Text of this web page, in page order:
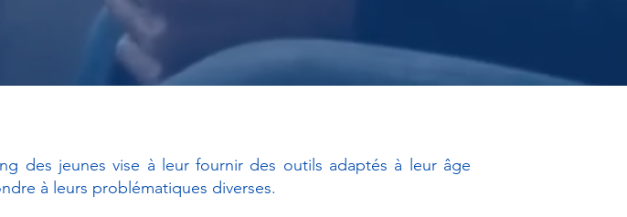
des jeunes vise à leur fournir des outils adaptés à leur âge
à leurs problématiques diverses.